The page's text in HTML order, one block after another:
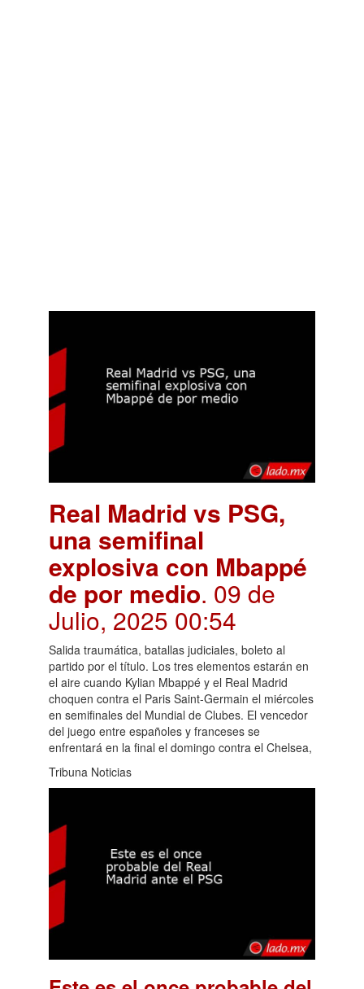
Real Madrid vs PSG,
una semifinal
explosiva con Mbappé
de por medio. 09 de
Julio, 2025 00:54
Salida traumática, batallas judiciales, boleto al
partido por el título. Los tres elementos estarán en
el aire cuando Kylian Mbappé y el Real Madrid
choquen contra el Paris Saint-Germain el miércoles
en semifinales del Mundial de Clubes. El vencedor
del juego entre españoles y franceses se
enfrentará en la final el domingo contra el Chelsea,
Tribuna Noticias